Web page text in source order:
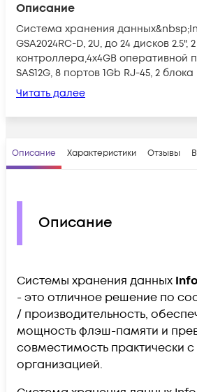
Описание
Система хранения
GSA2024RC-D, 2U, до 24 дисков 2.5", 2
контроллера,4x4GB оперативной
SAS12G, 8 портов 1Gb RJ-45, 2
Читать далее
Описание Характеристики Отзывы
Описание
Системы хранения данных
- это отличное решение по
/ производительность,
мощность флэш-памяти и
совместимость практически
организацией.